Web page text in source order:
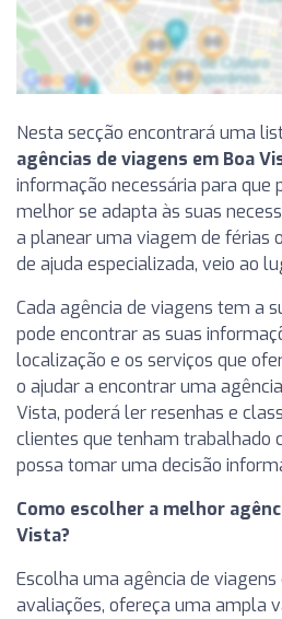
Nesta secção encontrará uma
agências de viagens em Boa
informação necessária para que
melhor se adapta às suas
a planear uma viagem de férias
de ajuda especializada, veio ao
Cada agência de viagens tem a
pode encontrar as suas
localização e os serviços que
o ajudar a encontrar uma
Vista, poderá ler resenhas e
clientes que tenham trabalhado
possa tomar uma decisão
Como escolher a melhor
Vista?
Escolha uma agência de
avaliações, ofereça uma ampla